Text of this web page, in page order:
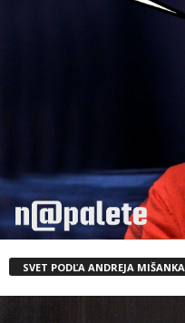
SVET PODĽA ANDREJA MIŠANKA